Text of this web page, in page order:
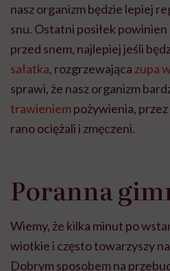
nasz organizm będzie lepiej
snu. Ostatni posiłek
przed snem, najlepiej jeśli
sałatka, rozgrzewająca zupa
sprawi, że nasz organizm
trawieniem pożywienia,
rano ociężali i zmęczeni.
Poranna
Wiemy, że kilka minut po
wiotkie i często towarzyszy
Dobrym sposobem na